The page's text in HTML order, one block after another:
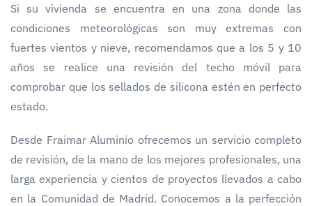
Si su vivienda se encuentra en una zona donde las
condiciones meteorológicas son muy extremas con
fuertes vientos y nieve, recomendamos que a los 5 y 10
años se realice una revisión del techo móvil para
comprobar que los sellados de silicona estén en perfecto
estado.
Desde Fraimar Aluminio ofrecemos un servicio completo
de revisión, de la mano de los mejores profesionales, una
larga experiencia y cientos de proyectos llevados a cabo
en la Comunidad de Madrid. Conocemos a la perfección